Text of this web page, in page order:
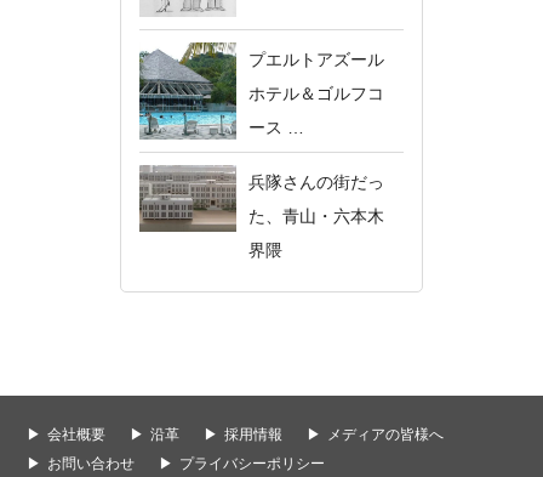
プエルトアズール
ホテル＆ゴルフコ
ース …
兵隊さんの街だっ
た、青山・六本木
界隈
会社概要 沿革 採用情報
メディアの皆様へ
お問い合わせ
プライバシーポリシー